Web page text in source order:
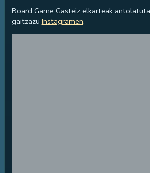
Board Game Gasteiz elkarteak
gaitzazu Instagramen.